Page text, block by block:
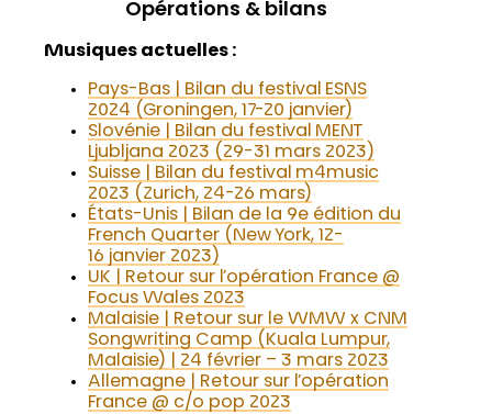
Opérations & bilans
Musiques actuelles :
Pays-Bas | Bilan du festival ESNS
2024 (Groningen, 17-20 janvier)
Slovénie | Bilan du festival MENT
Ljubljana 2023 (29-31 mars 2023)
Suisse | Bilan du festival m4music
2023 (Zurich, 24-26 mars)
États-Unis | Bilan de la 9e édition du
French Quarter (New York, 12-
16 janvier 2023)
UK | Retour sur l’opération France @
Focus Wales 2023
Malaisie | Retour sur le WMW x CNM
Songwriting Camp (Kuala Lumpur,
Malaisie) | 24 février – 3 mars 2023
Allemagne | Retour sur l’opération
France @ c/o pop 2023